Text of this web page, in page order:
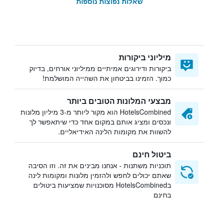
מיליוני ביקורות
ביקורות ודירוגים אמיתיים ממיליוני אורחים, בדיוק
כמוך. הזמינו בביטחון את השהייה המושלמת!
מבצעי המלונות הטובים ביותר
HotelsCombined הוא מקור ליותר מ-3 מיליון מלונות
ונכסים ומציג אותם במקום אחד כדי שיתאפשר לך
להשוות את מקומות הלינה האידיאליים.
ביטול חינם
תוכניות משתנות - אנחנו מבינים את זה. וזו הסיבה
שאתם יכולים לחפש ולהזמין מלונות ומקומות לינה
בHotelsCombined מסוכנויות שמציעות ביטולים
בחינם